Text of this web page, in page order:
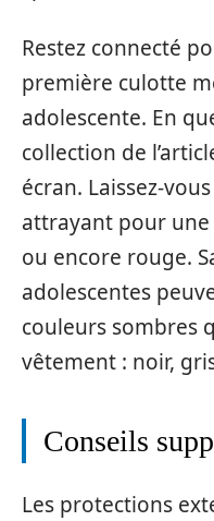
Restez connecté
première culotte
adolescente. En
collection de
écran. Laissez-
attrayant pour
ou encore rouge.
adolescentes
couleurs sombres
vêtement : noir,
Conseils
Les protections